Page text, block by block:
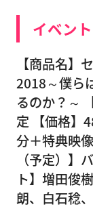
イベン
【商品名】
2018～僕ら
るのか？～
定 【価格】
分＋特典映
（予定）】
ト】増田俊
朗、白石稔